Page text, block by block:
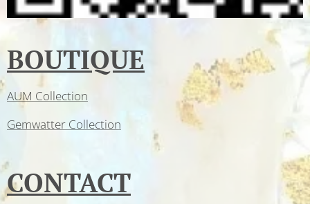
BOUTIQUE
AUM Collection
Gemwatter Collection
CONTACT